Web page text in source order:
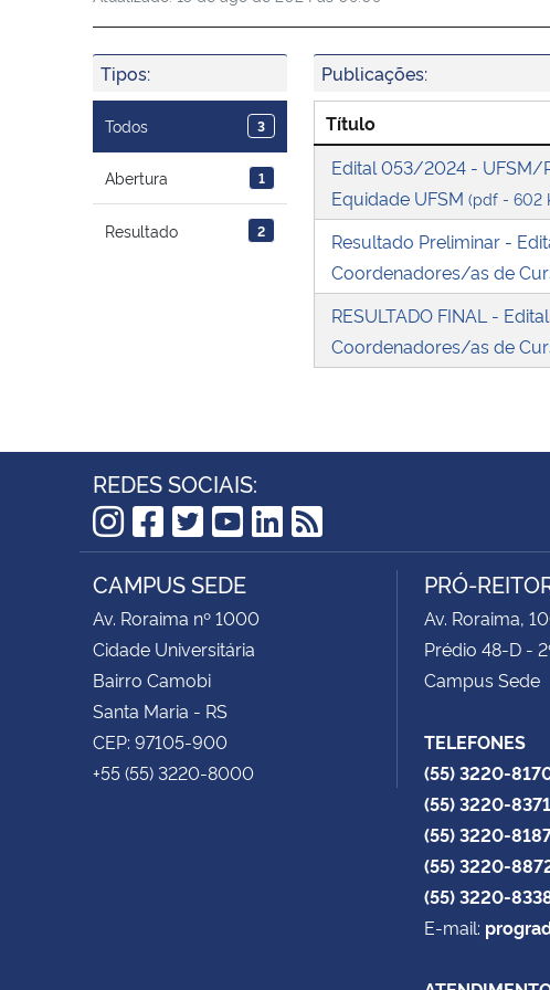
Tipos:
Todos 3
Abertura 1
Resultado 2
Publicações:
Título
Edital 053/2024 - UFSM/
Equidade UFSM (pdf - 602
Resultado Preliminar -
Coordenadores/as de
RESULTADO FINAL -
Coordenadores/as de
REDES SOCIAIS:
Instagram
Facebook
Twitter
YouTube
LinkedIn
RSS
CAMPUS SEDE
Av. Roraima nº 1000
Cidade Universitária
Bairro Camobi
Santa Maria - RS
CEP: 97105-900
+55 (55) 3220-8000
PRÓ-
Av. Roraima,
Prédio 48-D -
Campus Sede
TELEFONES
(55) 3220-
(55) 3220-8371
(55) 3220-
(55) 3220-
(55) 3220-
E-mail: